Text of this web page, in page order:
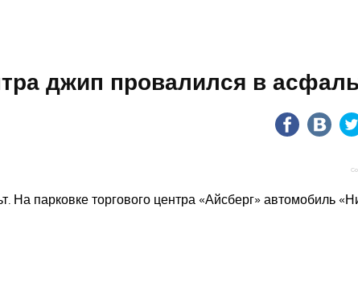
джип провалился в
На парковке торгового центра «Айсберг» автомобиль